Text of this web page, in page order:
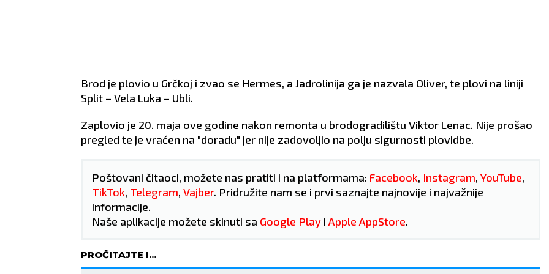
Brod je plovio u Grčkoj i zvao se Hermes, a Jadrolinija ga je nazvala Oliver, te plovi na liniji
Split – Vela Luka – Ubli.
Zaplovio je 20. maja ove godine nakon remonta u brodogradilištu Viktor Lenac. Nije prošao
pregled te je vraćen na "doradu" jer nije zadovoljio na polju sigurnosti plovidbe.
Poštovani čitaoci, možete nas pratiti i na platformama: Facebook, Instagram, YouTube,
TikTok, Telegram, Vajber. Pridružite nam se i prvi saznajte najnovije i najvažnije
informacije.
Naše aplikacije možete skinuti sa Google Play i Apple AppStore.
PROČITAJTE I...
STRELAC JARAC